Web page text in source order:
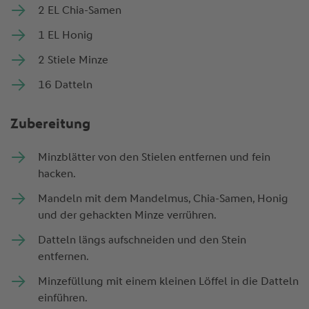
2 EL Chia-Samen
1 EL Honig
2 Stiele Minze
16 Datteln
Zubereitung
Minzblätter von den Stielen entfernen und fein
hacken.
Mandeln mit dem Mandelmus, Chia-Samen, Honig
und der gehackten Minze verrühren.
Datteln längs aufschneiden und den Stein
entfernen.
Minzefüllung mit einem kleinen Löffel in die Datteln
einführen.